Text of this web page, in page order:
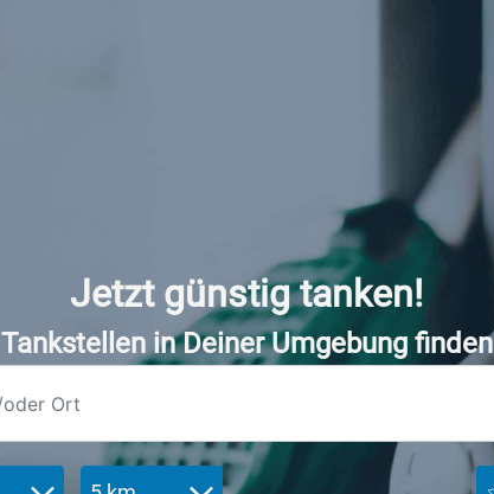
Jetzt günstig tanken!
Tankstellen in Deiner Umgebung finden